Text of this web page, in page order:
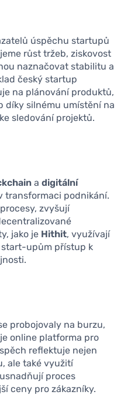
úspěchu startupů
růst tržeb, ziskovost
naznačovat stabilitu a
český startup
na plánování produktů,
díky silnému umístění na
sledování projektů.
a digitální
transformaci podnikání.
zvyšují
jako je Hithit, využívají
upům přístup k
probojovaly na burzu,
online platforma pro
reflektuje nejen
ale také využití
proces
ceny pro zákazníky.